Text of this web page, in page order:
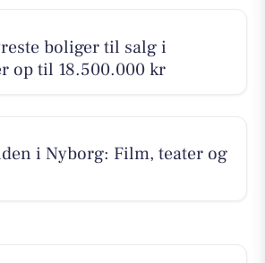
boliger til salg i
op til 18.500.000 kr
i Nyborg: Film, teater og